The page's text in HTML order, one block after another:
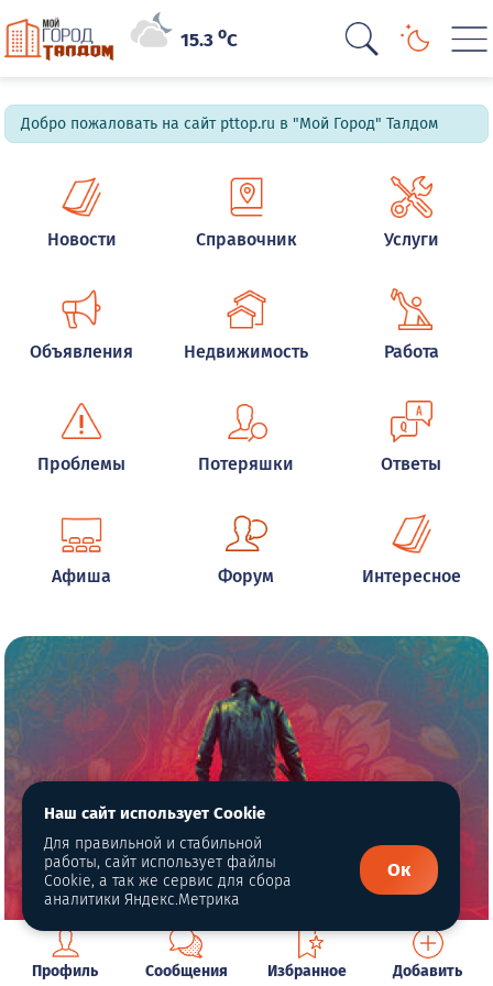
15.3oC
Добро пожаловать на сайт pttop.ru в "Мой Город" Талдом
Новости Справочник Услуги
Объявления Недвижимость Работа
Проблемы Потеряшки Ответы
Афиша Форум Интересное
Профиль Сообщения Избранное Добавить
Наш сайт использует Cookie
Для правильной и стабильной
работы, сайт использует файлы
Cookie, а так же сервис для сбора
аналитики Яндекс.Метрика
Ок